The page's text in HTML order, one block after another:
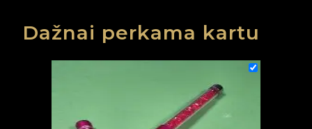
Dažnai perkama kartu